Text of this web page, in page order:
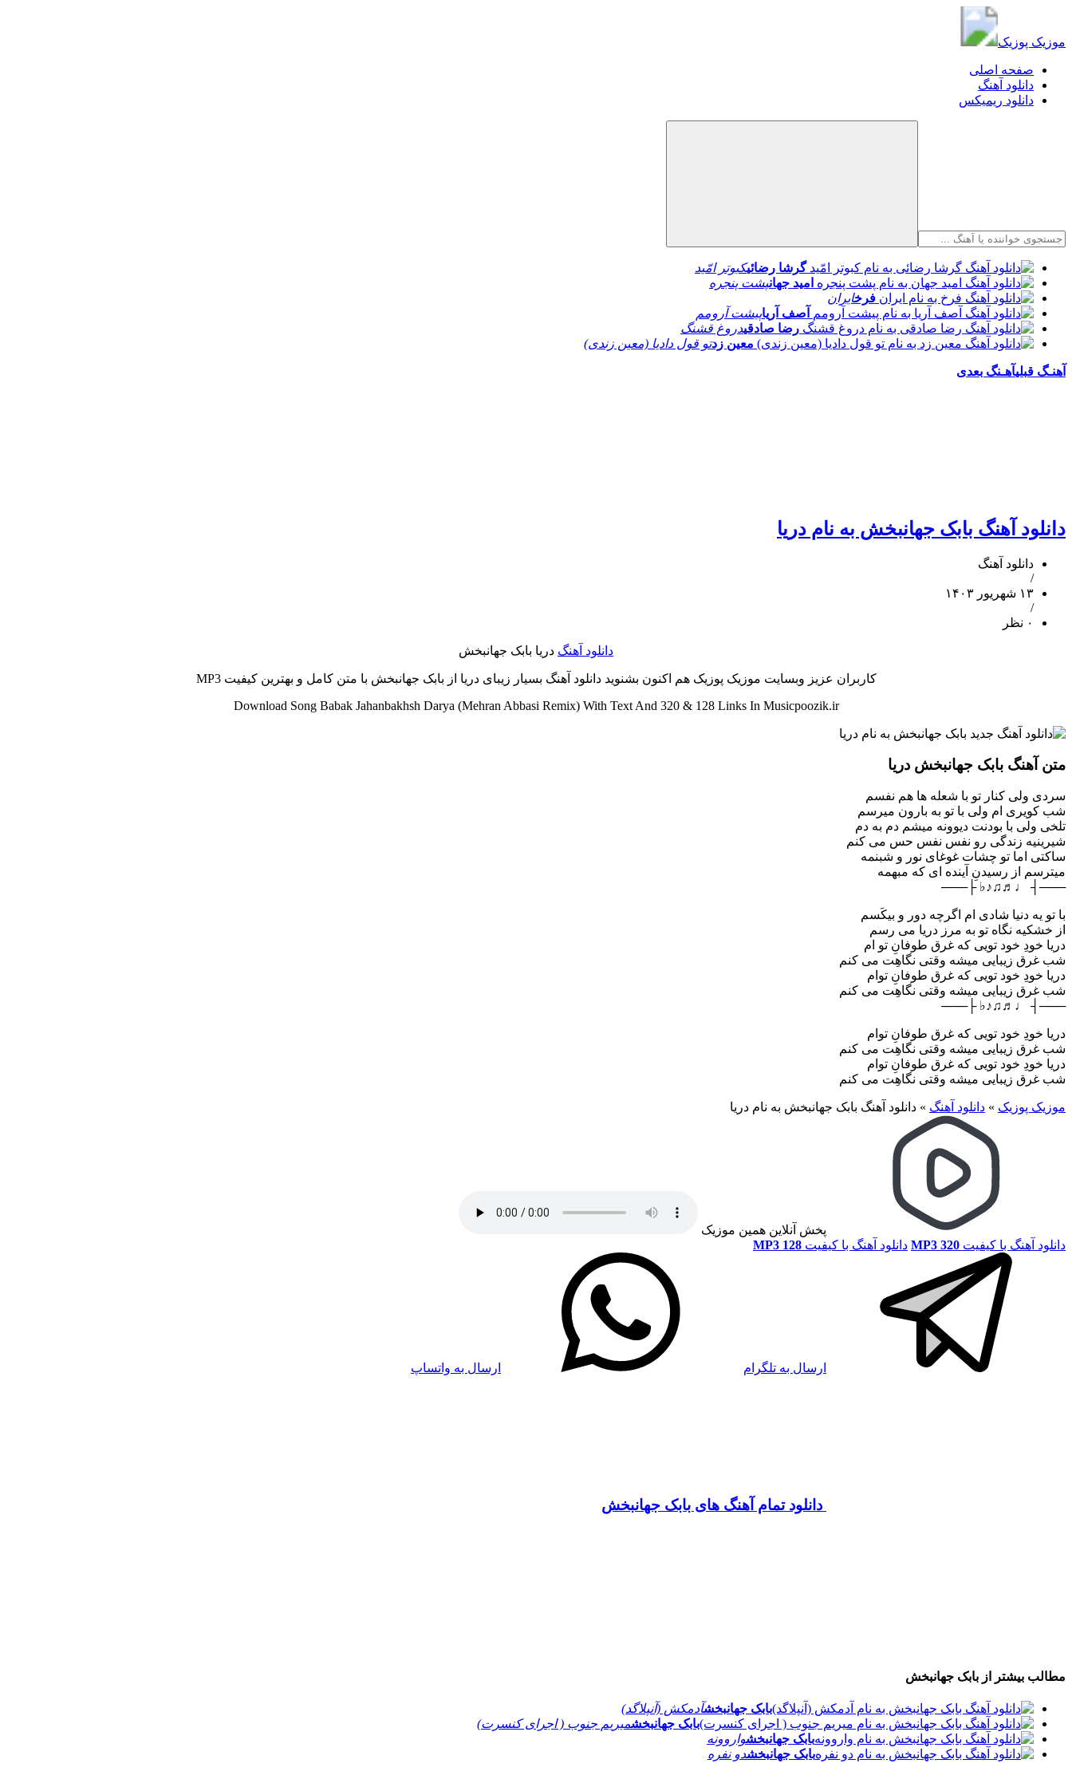
موزیک پوزیک
صفحه اصلی
دانلود آهنگ
دانلود ریمیکس
گرشا رضائیکبوتر امّید
امید جهانپشت پنجره
فرخایران
آصف آریاپیشت آرومم
رضا صادقیدروغ قشنگ
معین زدتو قول دادیا (معین زندی)
آهنـگ قبلیآهـنگ بعدی
دانلود آهنگ بابک جهانبخش به نام دریا
دانلود آهنگ
/
۱۳ شهریور ۱۴۰۳
/
۰ نظر
دانلود آهنگ دریا بابک جهانبخش
کاربران عزیز وبسایت موزیک پوزیک هم اکنون بشنوید دانلود آهنگ بسیار زیبای دریا از بابک جهانبخش با متن کامل و بهترین کیفیت MP3
Download Song Babak Jahanbakhsh Darya (Mehran Abbasi Remix) With Text And 320 & 128 Links In Musicpoozik.ir
متن آهنگ بابک جهانبخش دریا
سردی ولی کنار تو با شعله ها هم نفسم
شب کویری ام ولی با تو به بارون میرسم
تلخی ولی با بودنت دیوونه میشم دم به دم
شیرینیه زندگی رو نفس نفس حس می کنم
ساکتی اما تو چشات غوغای نور و شبنمه
میترسم از رسیدنِ آینده ای که مبهمه
───┤ ♩♬♫♪♭ ├───
با تو یه دنیا شادی ام اگرچه دور و بیکَسم
از خشکیه نگاه تو به مرز دریا می رسم
دریا خودِ خود تویی که غرق طوفانِ تو ام
شب غرق زیبایی میشه وقتی نگاهِت می کنم
دریا خودِ خود تویی که غرق طوفانِ توام
شب غرق زیبایی میشه وقتی نگاهِت می کنم
───┤ ♩♬♫♪♭ ├───
دریا خودِ خود تویی که غرق طوفانِ توام
شب غرق زیبایی میشه وقتی نگاهِت می کنم
دریا خودِ خود تویی که غرق طوفانِ توام
شب غرق زیبایی میشه وقتی نگاهِت می کنم
موزیک پوزیک » دانلود آهنگ » دانلود آهنگ بابک جهانبخش به نام دریا
پخش آنلاین همین موزیک
دانلود آهنگ با کیفیت MP3 320 دانلود آهنگ با کیفیت MP3 128
ارسال به تلگرام ارسال به واتساپ
دانلود تمام آهنگ های بابک جهانبخش
مطالب بیشتر از بابک جهانبخش
بابک جهانبخشآدمکش (آنپلاگد)
بابک جهانبخشمیریم جنوب ( اجرای کنسرت)
بابک جهانبخشواروونه
بابک جهانبخشدو نفره